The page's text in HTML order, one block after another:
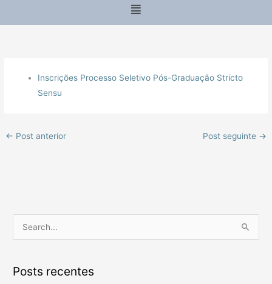
Menu
Inscrições Processo Seletivo Pós-Graduação Stricto
Sensu
← Post anterior Post seguinte →
qPosts recentes